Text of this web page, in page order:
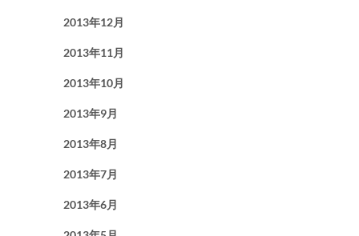
2013年12月
2013年11月
2013年10月
2013年9月
2013年8月
2013年7月
2013年6月